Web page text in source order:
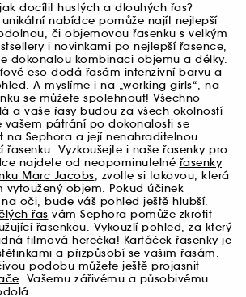
docílit hustých a dlouhých řas?
nabídce pomůže najít nejlepší
či objemovou řasenku s velkým
i novinkami po nejlepší řasence,
dokonalou kombinaci objemu a délky.
eso dodá řasám intenzivní barvu a
A myslíme i na „working girls“, na
se můžete spolehnout! Všechno
a vaše řasy budou za všech okolností
vašem pátrání po dokonalosti se
na Sephora a její nenahraditelnou
Vyzkoušejte i naše řasenky pro
najdete od neopominutelné řasenky
Marc Jacobs, zvolte si takovou, která
vytoužený objem. Pokud účinek
oči, bude váš pohled ještě hlubší.
řas vám Sephora pomůže zkrotit
řasenkou. Vykouzlí pohled, za který
filmová herečka! Kartáček řasenky je
a přizpůsobí se vašim řasám.
podobu můžete ještě projasnit
. Vašemu zářivému a působivému